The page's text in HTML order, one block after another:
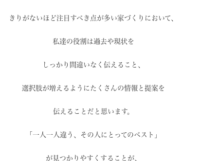
きりがないほど注目すべき点が多い家づくりにおいて、
私達の役割は過去や現状を
しっかり間違いなく伝えること、
選択肢が増えるように たくさんの情報と提案を
伝えることだと思います。
「一人一人違う、その人にとってのベスト」
が見つかりやすくすることが、